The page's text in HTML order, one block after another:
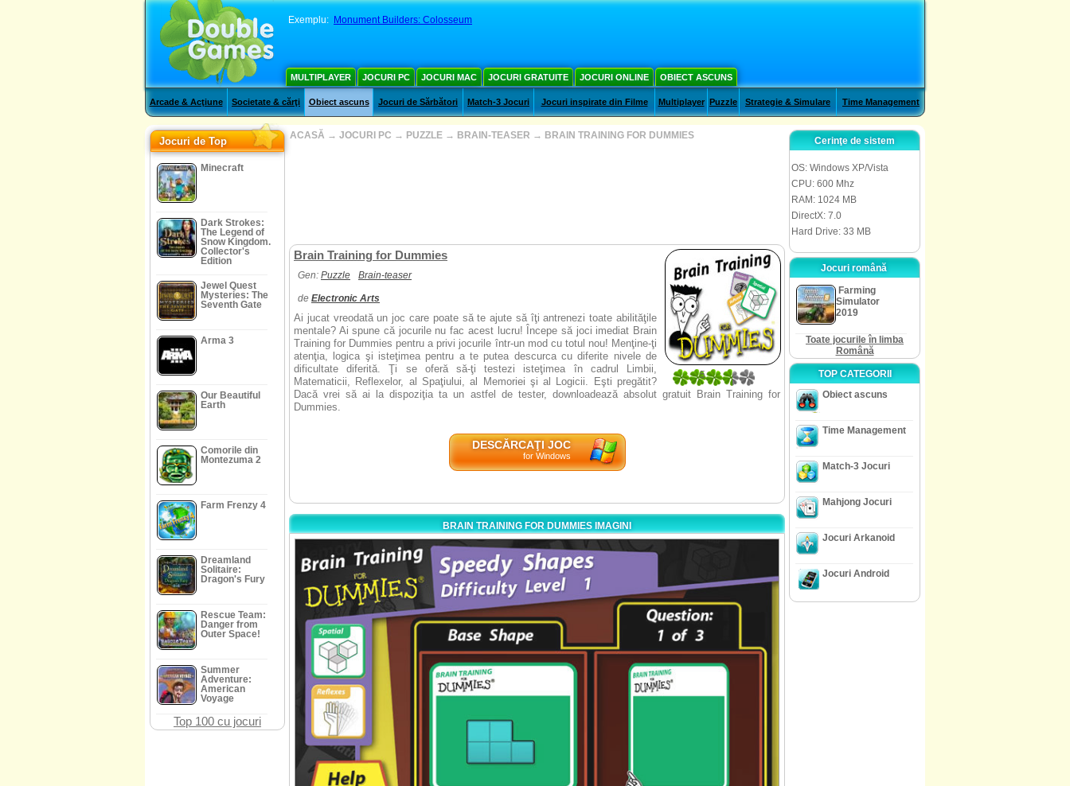
Exemplu: Monument Builders: Colosseum
MULTIPLAYER JOCURI PC JOCURI MAC JOCURI GRATUITE JOCURI ONLINE OBIECT ASCUNS
Arcade & Acţiune Societate & cărţi Obiect ascuns Jocuri de Sărbători Match-3 Jocuri Jocuri inspirate din Filme Multiplayer Puzzle Strategie & Simulare Time Management
Jocuri de Top
Minecraft
Dark Strokes:
The Legend of
Snow Kingdom.
Collector's
Edition
Jewel Quest
Mysteries: The
Seventh Gate
Arma 3
Our Beautiful
Earth
Comorile din
Montezuma 2
Farm Frenzy 4
Dreamland
Solitaire:
Dragon's Fury
Rescue Team:
Danger from
Outer Space!
Summer
Adventure:
American
Voyage
Top 100 cu jocuri
ACASĂ → JOCURI PC → PUZZLE → BRAIN-TEASER → BRAIN TRAINING FOR DUMMIES
5
1
Brain Training for Dummies
Gen: Puzzle Brain-teaser
de Electronic Arts
Ai jucat vreodată un joc care poate să te ajute să îţi antrenezi toate abilităţile
mentale? Ai spune că jocurile nu fac acest lucru! Începe să joci imediat Brain
Training for Dummies pentru a privi jocurile într-un mod cu totul nou! Menţine-ţi
atenţia, logica şi isteţimea pentru a te putea descurca cu diferite nivele de
dificultate diferită. Ţi se oferă să-ţi testezi isteţimea în cadrul Limbii,
Matematicii, Reflexelor, al Spaţiului, al Memoriei şi al Logicii. Eşti pregătit?
Dacă vrei să ai la dispoziţia ta un astfel de tester, downloadează absolut gratuit Brain Training for
Dummies.
DESCĂRCAŢI JOC
for Windows
BRAIN TRAINING FOR DUMMIES IMAGINI
Cerinţe de sistem
OS: Windows XP/Vista
CPU: 600 Mhz
RAM: 1024 MB
DirectX: 7.0
Hard Drive: 33 MB
Jocuri română
Farming
Simulator
2019
Toate jocurile în limba
Română
TOP CATEGORII
Obiect ascuns
Time Management
Match-3 Jocuri
Mahjong Jocuri
Jocuri Arkanoid
Jocuri Android